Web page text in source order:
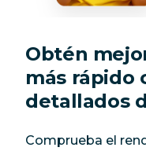
Obtén
más rápido
detallados
Comprueba el